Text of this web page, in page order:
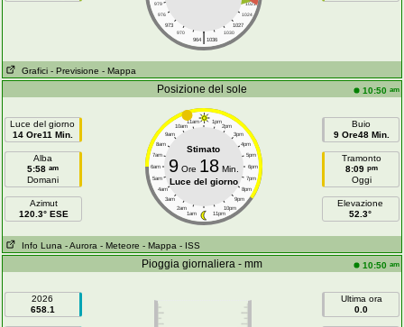
979
1021
976
1024
973
1027
970
1030
|
964 1036
Grafici - Previsione - Mappa
Posizione del sole 10:50 am
Luce del giorno
14 Ore11 Min.
Alba
5:58 am
Domani
Azimut
120.3° ESE
11am 1pm
10am 2pm
9am 3pm
8am 4pm
7am 5pm
6am 6pm
5am 7pm
4am 8pm
3am 9pm
2am 10pm
1am 11pm
Stimato
9Ore 18Min.
Luce del giorno
Buio
9 Ore48 Min.
Tramonto
8:09 pm
Oggi
Elevazione
52.3°
Info Luna - Aurora - Meteore - Mappa - ISS
Pioggia giornaliera - mm 10:50 am
2026
658.1
Ultima ora
0.0